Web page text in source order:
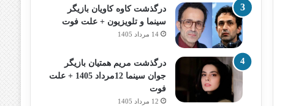
درگذشت کاوه کاویان بازیگر
سینما و تلویزیون + علت فوت
14 مرداد 1405
درگذشت مریم همتیان بازیگر
جوان سینما 12مرداد 1405 + علت
فوت
12 مرداد 1405